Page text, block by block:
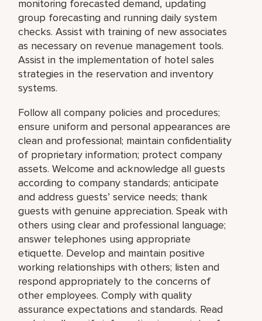
monitoring forecasted demand, updating
group forecasting and running daily system
checks. Assist with training of new associates
as necessary on revenue management tools.
Assist in the implementation of hotel sales
strategies in the reservation and inventory
systems.
Follow all company policies and procedures;
ensure uniform and personal appearances are
clean and professional; maintain confidentiality
of proprietary information; protect company
assets. Welcome and acknowledge all guests
according to company standards; anticipate
and address guests’ service needs; thank
guests with genuine appreciation. Speak with
others using clear and professional language;
answer telephones using appropriate
etiquette. Develop and maintain positive
working relationships with others; listen and
respond appropriately to the concerns of
other employees. Comply with quality
assurance expectations and standards. Read